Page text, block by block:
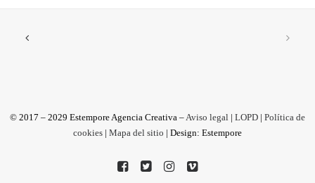
© 2017 – 2029 Estempore Agencia Creativa –Aviso legal | LOPD | Política de
cookies | Mapa del sitio | Design: Estempore